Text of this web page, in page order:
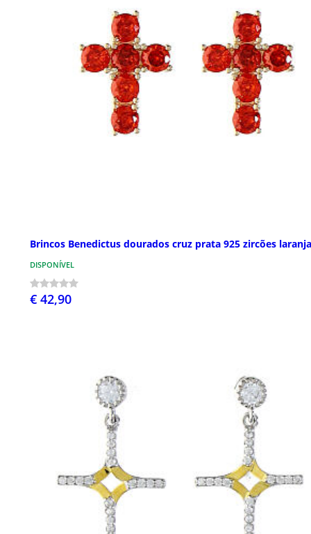
Brincos Benedictus dourados cruz prata 925 zircões laranja
DISPONÍVEL
€ 42,90